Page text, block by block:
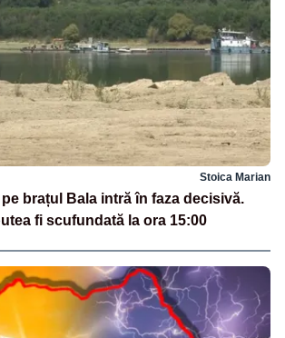
Stoica Marian
brațul Bala intră în faza decisivă.
fi scufundată la ora 15:00